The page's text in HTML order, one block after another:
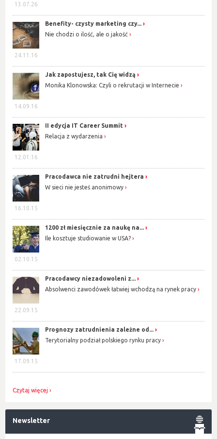
13.07.26
24.11.16
Benefity- czysty marketing czy...
Nie chodzi o ilość, ale o jakość
14.09.16
Jak zapostujesz, tak Cię widzą
Monika Klonowska: Czyli o rekrutacji w Internecie
12.01.16
II edycja IT Career Summit
Relacja z wydarzenia
16.10.15
Pracodawca nie zatrudni hejtera
W sieci nie jesteś anonimowy
02.10.15
1200 zł miesięcznie za naukę na...
Ile kosztuje studiowanie w USA?
22.09.15
Pracodawcy niezadowoleni z...
Absolwenci zawodówek łatwiej wchodzą na rynek pracy
17.09.15
Prognozy zatrudnienia zależne od...
Terytorialny podział polskiego rynku pracy
Czytaj więcej
Newsletter